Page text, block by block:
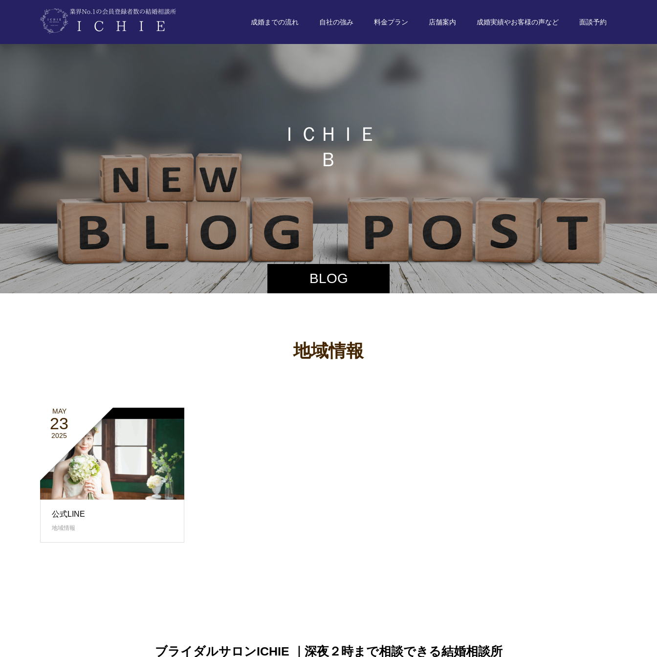
成婚までの流れ 自社の強み 料金プラン 店舗案内 成婚実績やお客様の声など 面談予約
BLOG
Ｉ Ｃ Ｈ Ｉ
Ｅ
Ｂ
ＬＯＧ
地域情報
MAY
23
2025
公式LINE
地域情報
ブライダルサロンICHIE ｜深夜２時まで相談できる結婚相談所